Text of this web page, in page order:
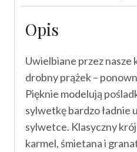
Opis
Uwielbiane przez nasze
drobny prążek –
Pięknie modelują
sylwetkę bardzo ładnie
sylwetce. Klasyczny
karmel, śmietana i